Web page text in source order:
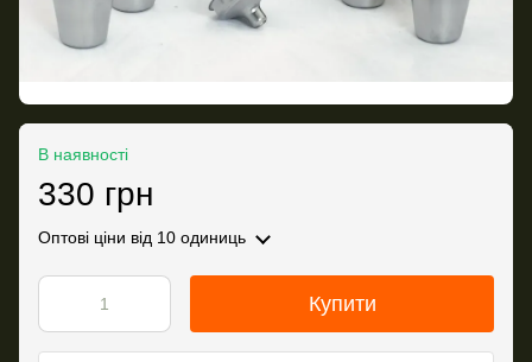
В наявності
330 грн
Оптові ціни від 10 одиниць
Купити